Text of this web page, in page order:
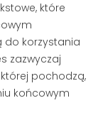
które
do korzystania
zazwyczaj
pochodzą,
końcowym